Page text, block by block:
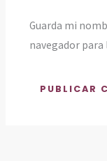
Guarda mi
navegador para